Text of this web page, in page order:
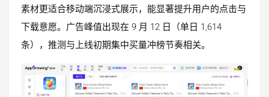
素材更适合移动端沉浸式展示，能显著提升用户的点击与
下载意愿。广告峰值出现在 9 月 12 日（单日 1,614
条），推测与上线初期集中买量冲榜节奏相关。